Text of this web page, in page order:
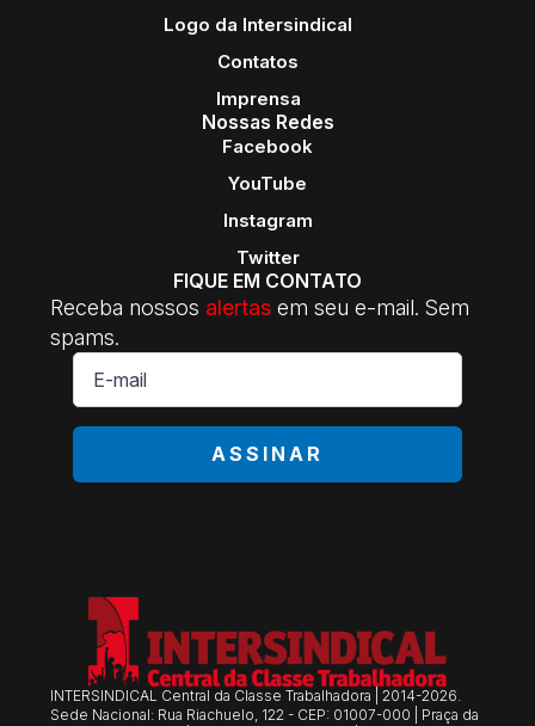
Logo da Intersindical
Contatos
Imprensa
Nossas Redes
Facebook
YouTube
Instagram
Twitter
FIQUE EM CONTATO
Receba nossos alertas em seu e-mail. Sem
spams.
E-
mail
ASSINAR
INTERSINDICAL Central da Classe Trabalhadora | 2014-2026.
Sede Nacional: Rua Riachuelo, 122 - CEP: 01007-000 | Praça da